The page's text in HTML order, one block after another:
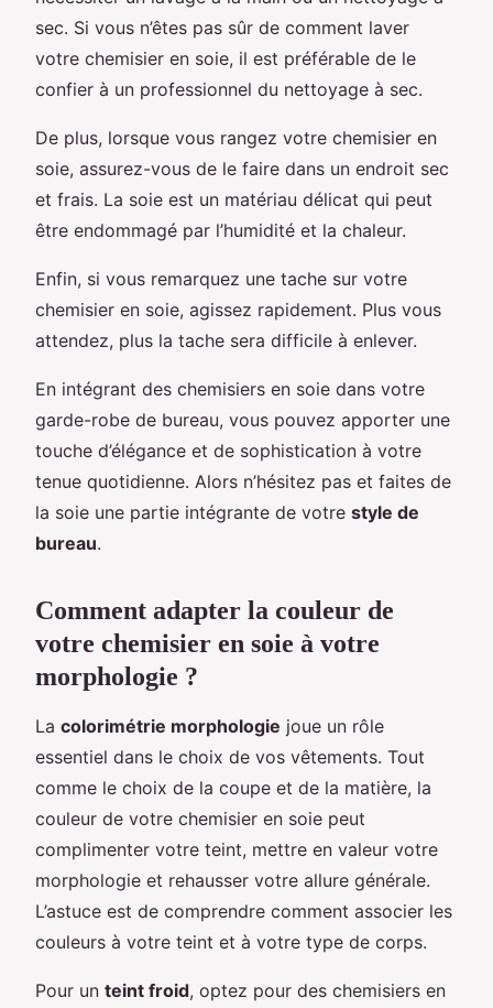
sec. Si vous n’êtes pas sûr de comment laver
votre chemisier en soie, il est préférable de le
confier à un professionnel du nettoyage à sec.
De plus, lorsque vous rangez votre chemisier en
soie, assurez-vous de le faire dans un endroit sec
et frais. La soie est un matériau délicat qui peut
être endommagé par l’humidité et la chaleur.
Enfin, si vous remarquez une tache sur votre
chemisier en soie, agissez rapidement. Plus vous
attendez, plus la tache sera difficile à enlever.
En intégrant des chemisiers en soie dans votre
garde-robe de bureau, vous pouvez apporter une
touche d’élégance et de sophistication à votre
tenue quotidienne. Alors n’hésitez pas et faites de
la soie une partie intégrante de votre style de
bureau.
Comment adapter la couleur de
votre chemisier en soie à votre
morphologie ?
La colorimétrie morphologie joue un rôle
essentiel dans le choix de vos vêtements. Tout
comme le choix de la coupe et de la matière, la
couleur de votre chemisier en soie peut
complimenter votre teint, mettre en valeur votre
morphologie et rehausser votre allure générale.
L’astuce est de comprendre comment associer les
couleurs à votre teint et à votre type de corps.
Pour un teint froid, optez pour des chemisiers en